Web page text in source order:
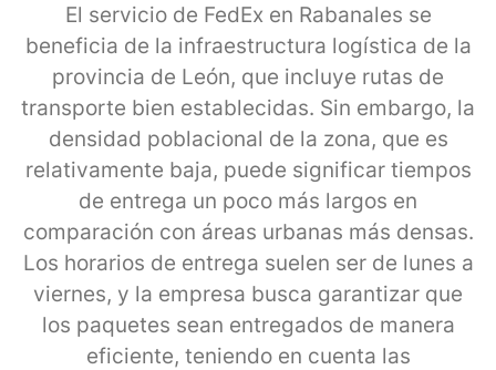
El servicio de FedEx en Rabanales se
beneficia de la infraestructura logística de la
provincia de León, que incluye rutas de
transporte bien establecidas. Sin embargo, la
densidad poblacional de la zona, que es
relativamente baja, puede significar tiempos
de entrega un poco más largos en
comparación con áreas urbanas más densas.
Los horarios de entrega suelen ser de lunes a
viernes, y la empresa busca garantizar que
los paquetes sean entregados de manera
eficiente, teniendo en cuenta las